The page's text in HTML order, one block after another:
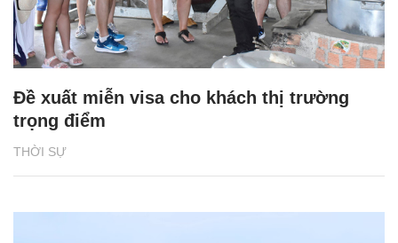
THỜI SỰ
Đề xuất miễn visa cho khách thị trường
trọng điểm